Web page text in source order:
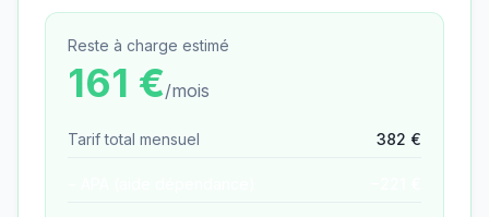
Reste à charge estimé
161 €/mois
Tarif total mensuel 382 €